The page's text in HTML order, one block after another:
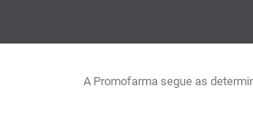
A Promofarma segue as